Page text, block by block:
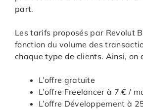
part.
Les tarifs proposés par Revolut
fonction du volume des
chaque type de clients. Ainsi, on
L’offre gratuite
L’offre Freelancer à 7 € /
L’offre Développement à